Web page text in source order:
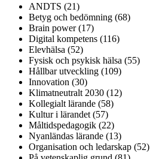
ANDTS (21)
Betyg och bedömning (68)
Brain power (17)
Digital kompetens (116)
Elevhälsa (52)
Fysisk och psykisk hälsa (55)
Hållbar utveckling (109)
Innovation (30)
Klimatneutralt 2030 (12)
Kollegialt lärande (58)
Kultur i lärandet (57)
Måltidspedagogik (22)
Nyanländas lärande (13)
Organisation och ledarskap (52)